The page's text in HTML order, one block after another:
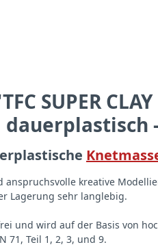
SUPER
anspruchsvolle kreative
Lagerung sehr langlebig.
und wird auf der Basis von
71, Teil 1, 2, 3, und 9.